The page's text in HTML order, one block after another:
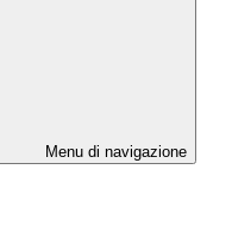
Menu di navigazione